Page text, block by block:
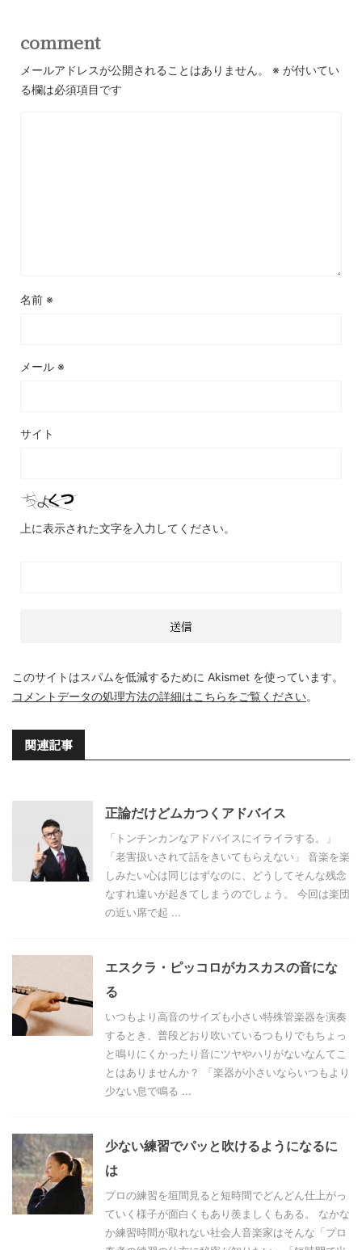
comment
メールアドレスが公開されることはありません。 ※ が付いてい
る欄は必須項目です
名前 ※
メール ※
サイト
上に表示された文字を入力してください。
このサイトはスパムを低減するために Akismet を使っています。
コメントデータの処理方法の詳細はこちらをご覧ください。
関連記事
正論だけどムカつくアドバイス
「トンチンカンなアドバイスにイライラする。」
「老害扱いされて話をきいてもらえない」 音楽を楽
しみたい心は同じはずなのに、どうしてそんな残念
なすれ違いが起きてしまうのでしょう。 今回は楽団
の近い席で起 ...
エスクラ・ピッコロがカスカスの音にな
る
いつもより高音のサイズも小さい特殊管楽器を演奏
するとき、普段どおり吹いているつもりでもちょっ
と鳴りにくかったり音にツヤやハリがないなんてこ
とはありませんか？ 「楽器が小さいならいつもより
少ない息で鳴る ...
少ない練習でパッと吹けるようになるに
は
プロの練習を垣間見ると短時間でどんどん仕上がっ
ていく様子が面白くもあり羨ましくもある。 なかな
か練習時間が取れない社会人音楽家はそんな「プロ